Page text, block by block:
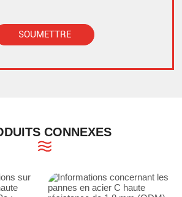
SOUMETTRE
CONNEXES